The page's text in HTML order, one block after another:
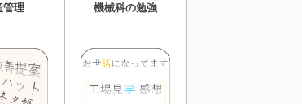
管理 機械科の勉強